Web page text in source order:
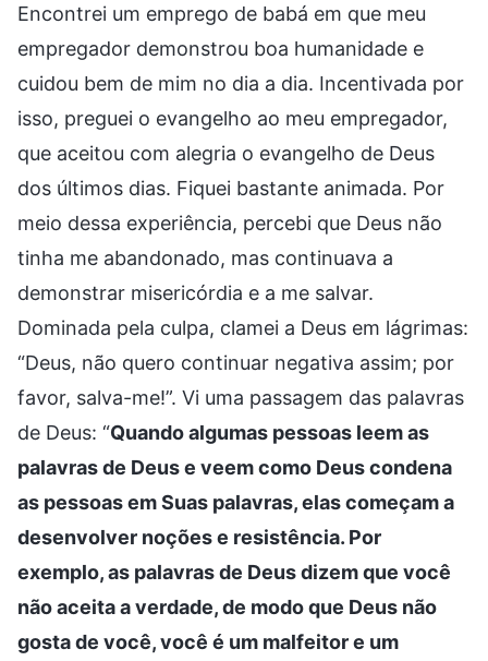
Encontrei um emprego de babá em que meu
empregador demonstrou boa humanidade e
cuidou bem de mim no dia a dia. Incentivada por
isso, preguei o evangelho ao meu empregador,
que aceitou com alegria o evangelho de Deus
dos últimos dias. Fiquei bastante animada. Por
meio dessa experiência, percebi que Deus não
tinha me abandonado, mas continuava a
demonstrar misericórdia e a me salvar.
Dominada pela culpa, clamei a Deus em lágrimas:
“Deus, não quero continuar negativa assim; por
favor, salva-me!”. Vi uma passagem das palavras
de Deus: “Quando algumas pessoas leem as
palavras de Deus e veem como Deus condena
as pessoas em Suas palavras, elas começam a
desenvolver noções e resistência. Por
exemplo, as palavras de Deus dizem que você
não aceita a verdade, de modo que Deus não
gosta de você, você é um malfeitor e um